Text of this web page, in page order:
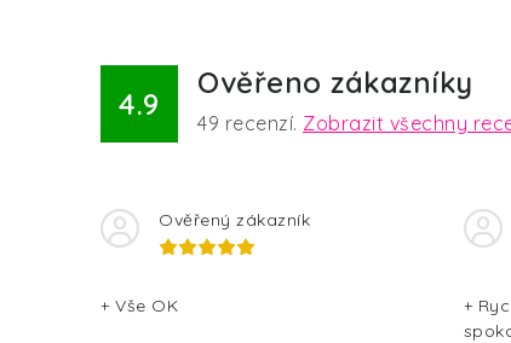
4.9
Ověřeno zákazníky
49 recenzí. Zobrazit všechny
Ověřený zákazník
+ Vše OK
+